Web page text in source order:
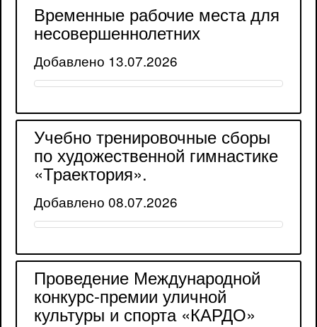
Временные рабочие места для
несовершеннолетних
Добавлено 13.07.2026
Учебно тренировочные сборы
по художественной гимнастике
«Траектория».
Добавлено 08.07.2026
Проведение Международной
конкурс-премии уличной
культуры и спорта «КАРДО»